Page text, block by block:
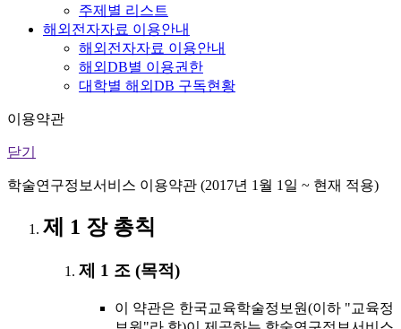
주제별 리스트
해외전자자료 이용안내
해외전자자료 이용안내
해외DB별 이용권한
대학별 해외DB 구독현황
이용약관
닫기
학술연구정보서비스 이용약관 (2017년 1월 1일 ~ 현재 적용)
제 1 장 총칙
제 1 조 (목적)
이 약관은 한국교육학술정보원(이하 "교육정